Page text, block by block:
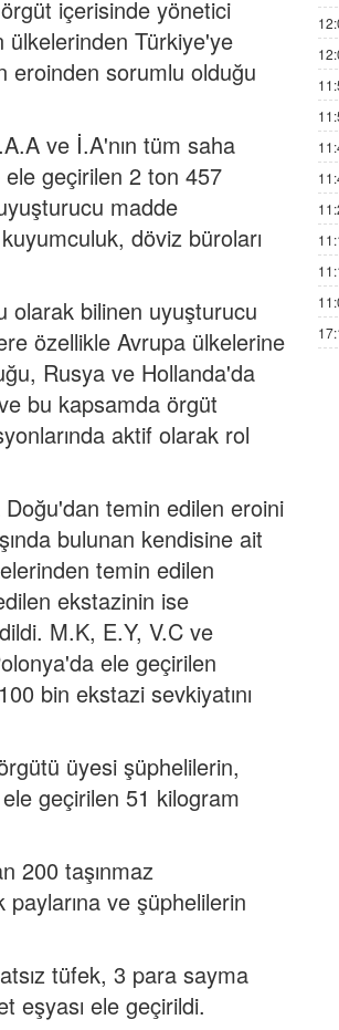
içerisinde yönetici
ülkelerinden Türkiye'ye
eroinden sorumlu olduğu
ve İ.A'nın tüm saha
ele geçirilen 2 ton 457
madde
döviz büroları
olarak bilinen uyuşturucu
özellikle Avrupa ülkelerine
Rusya ve Hollanda'da
bu kapsamda örgüt
aktif olarak rol
temin edilen eroini
bulunan kendisine ait
temin edilen
ekstazinin ise
M.K, E.Y, V.C ve
ele geçirilen
bin ekstazi sevkiyatını
örgütü üyesi şüphelilerin,
geçirilen 51 kilogram
200 taşınmaz
ve şüphelilerin
tüfek, 3 para sayma
eşyası ele geçirildi.